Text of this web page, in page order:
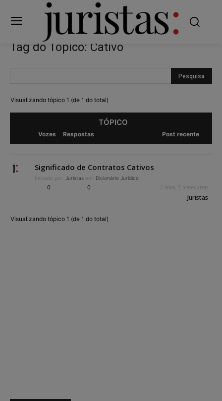
Tag do Tópico: Cativo
Visualizando tópico 1 (de 1 do total)
TÓPICO
Vozes Respostas Post recente
Significado de Contratos Cativos
Iniciado por: Juristas em: Dicionário Jurídico
0 0 2 anos, 5 meses atrás
Juristas
Visualizando tópico 1 (de 1 do total)